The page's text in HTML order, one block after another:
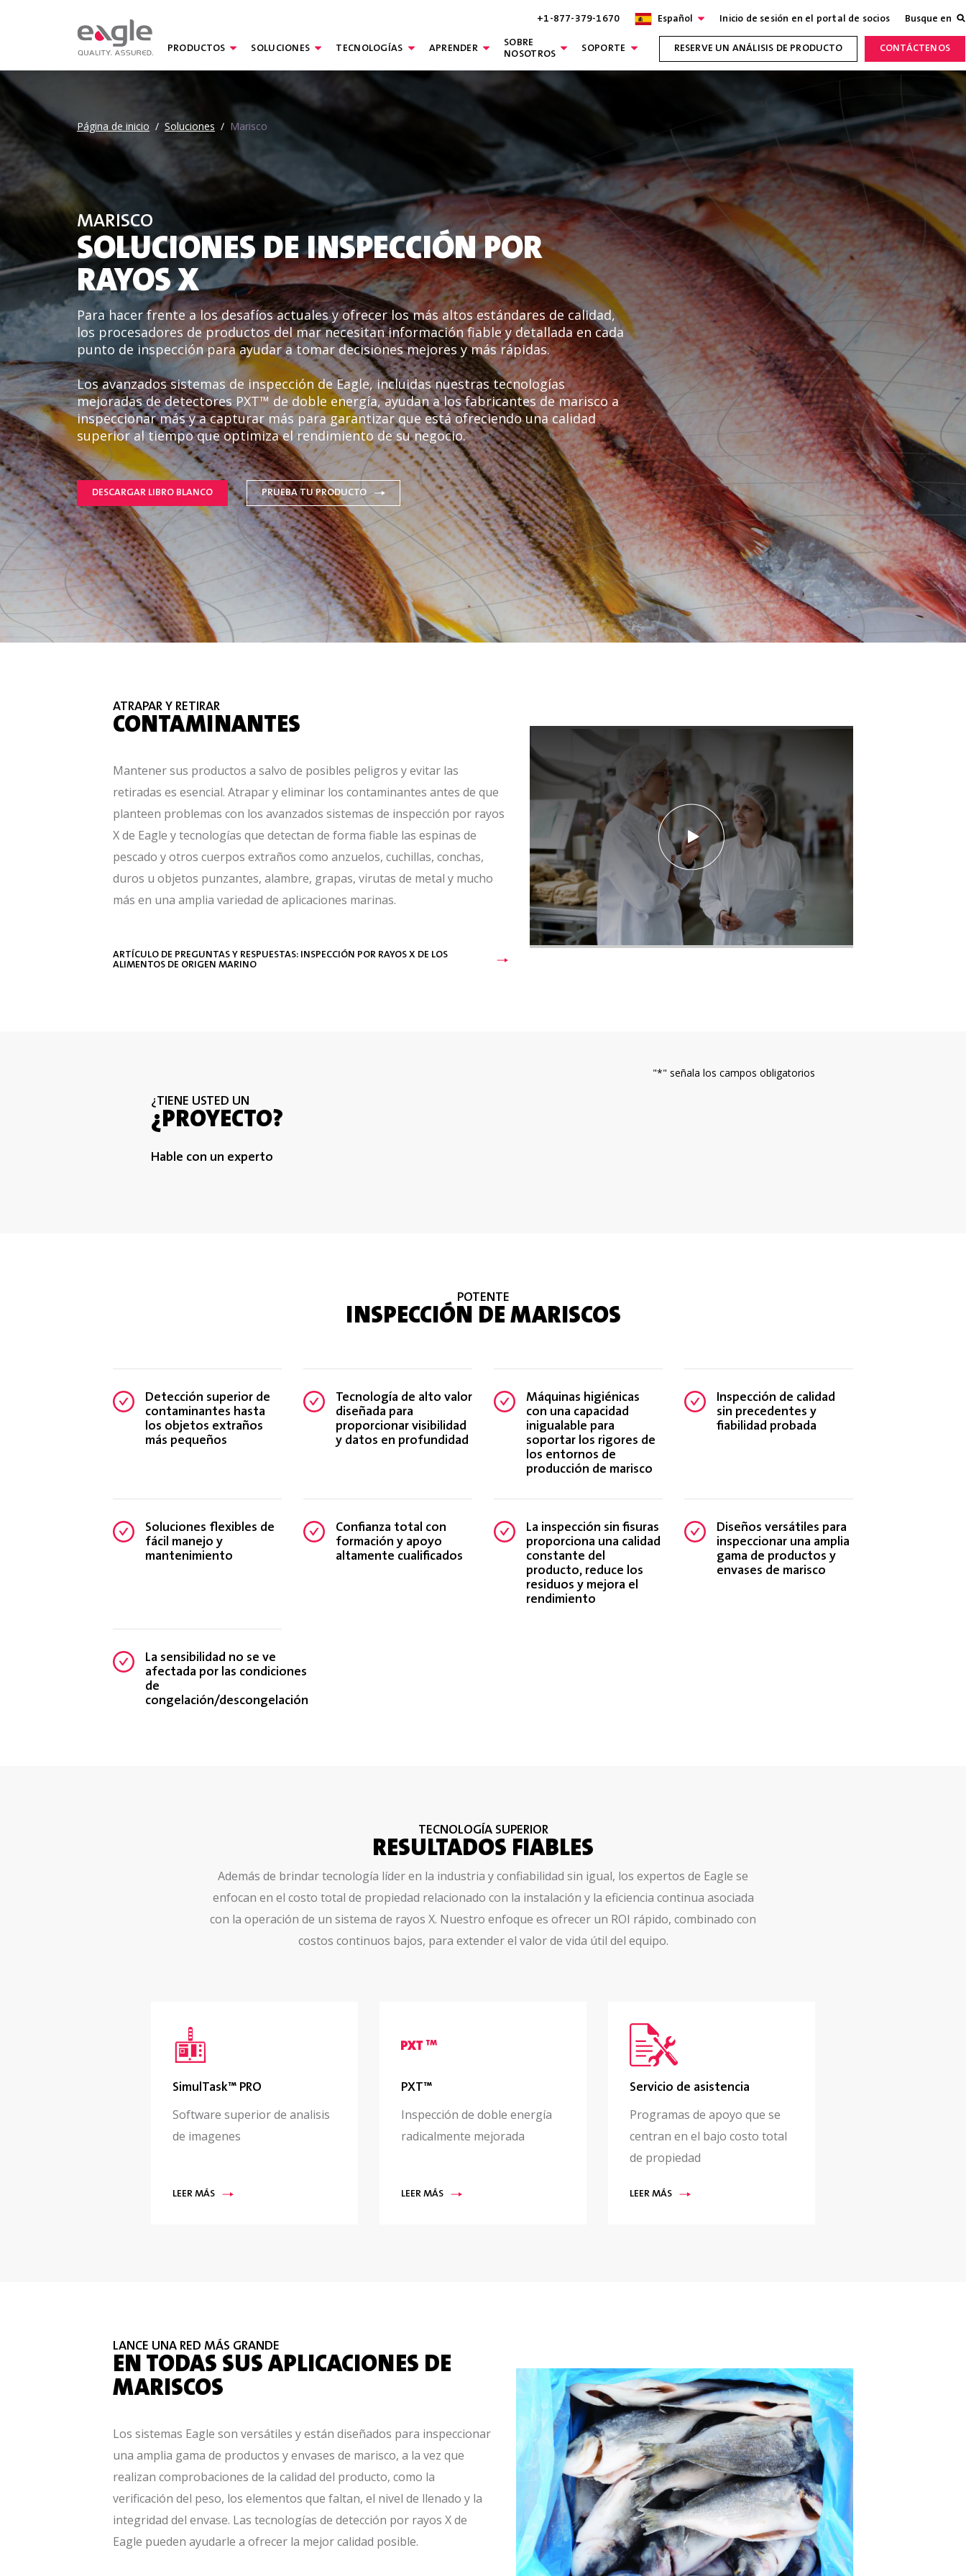
+1-877-379-1670 Español Inicio de sesión en el portal de socios Busque en
PRODUCTOS SOLUCIONES TECNOLOGÍAS APRENDER
SOBRE
NOSOTROS
SOPORTE RESERVE UN ANÁLISIS DE PRODUCTO CONTÁCTENOS
Página de inicio / Soluciones / Marisco
MARISCO
SOLUCIONES DE INSPECCIÓN POR
RAYOS X
Para hacer frente a los desafíos actuales y ofrecer los más altos estándares de calidad,
los procesadores de productos del mar necesitan información fiable y detallada en cada
punto de inspección para ayudar a tomar decisiones mejores y más rápidas.
Los avanzados sistemas de inspección de Eagle, incluidas nuestras tecnologías
mejoradas de detectores PXT™ de doble energía, ayudan a los fabricantes de marisco a
inspeccionar más y a capturar más para garantizar que está ofreciendo una calidad
superior al tiempo que optimiza el rendimiento de su negocio.
DESCARGAR LIBRO BLANCO PRUEBA TU PRODUCTO
ATRAPAR Y RETIRAR
CONTAMINANTES
Mantener sus productos a salvo de posibles peligros y evitar las
retiradas es esencial. Atrapar yeliminar los contaminantes antes de que
planteen problemas con los avanzados sistemas de inspección por rayos
X de Eagle ytecnologías que detectan de forma fiable las espinas de
pescado y otros cuerpos extraños como anzuelos, cuchillas, conchas,
duros u objetos punzantes, alambre, grapas, virutas de metal y mucho
más en una amplia variedad de aplicaciones marinas.
ARTÍCULO DE PREGUNTAS Y RESPUESTAS: INSPECCIÓN POR RAYOS X DE LOS
ALIMENTOS DE ORIGEN MARINO
¿TIENE USTED UN
¿PROYECTO?
Hable con un experto
"*" señala los campos obligatorios
POTENTE
INSPECCIÓN DE MARISCOS
Detección superior de
contaminantes hasta
los objetos extraños
más pequeños
Tecnología de alto valor
diseñada para
proporcionar visibilidad
y datos en profundidad
Máquinas higiénicas
con una capacidad
inigualable para
soportar los rigores de
los entornos de
producción de marisco
Inspección de calidad
sin precedentes y
fiabilidad probada
Soluciones flexibles de
fácil manejo y
mantenimiento
Confianza total con
formación y apoyo
altamente cualificados
La inspección sin fisuras
proporciona una calidad
constante del
producto, reduce los
residuos y mejora el
rendimiento
Diseños versátiles para
inspeccionar una amplia
gama de productos y
envases de marisco
La sensibilidad no se ve
afectada por las condiciones
de
congelación/descongelación
TECNOLOGÍA SUPERIOR
RESULTADOS FIABLES
Además de brindar tecnología líder en la industria y confiabilidad sin igual, los expertos de Eagle se
enfocan en el costo total de propiedad relacionado con la instalación y la eficiencia continua asociada
con la operación de un sistema de rayos X. Nuestro enfoque es ofrecer un ROI rápido, combinado con
costos continuos bajos, para extender el valor de vida útil del equipo.
SimulTask™ PRO
Software superior de analisis
de imagenes
LEER MÁS
PXT™
Inspección de doble energía
radicalmente mejorada
LEER MÁS
Servicio de asistencia
Programas de apoyo que se
centran en el bajo costo total
de propiedad
LEER MÁS
LANCE UNA RED MÁS GRANDE
EN TODAS SUS APLICACIONES DE
MARISCOS
Los sistemas Eagle son versátiles y están diseñados para inspeccionar
una amplia gama de productos y envases de marisco, a la vez que
realizan comprobaciones de la calidad del producto, como la
verificación del peso, los elementos que faltan, el nivel de llenado y la
integridad del envase. Las tecnologías de detección por rayos X de
Eagle pueden ayudarle a ofrecer la mejor calidad posible.